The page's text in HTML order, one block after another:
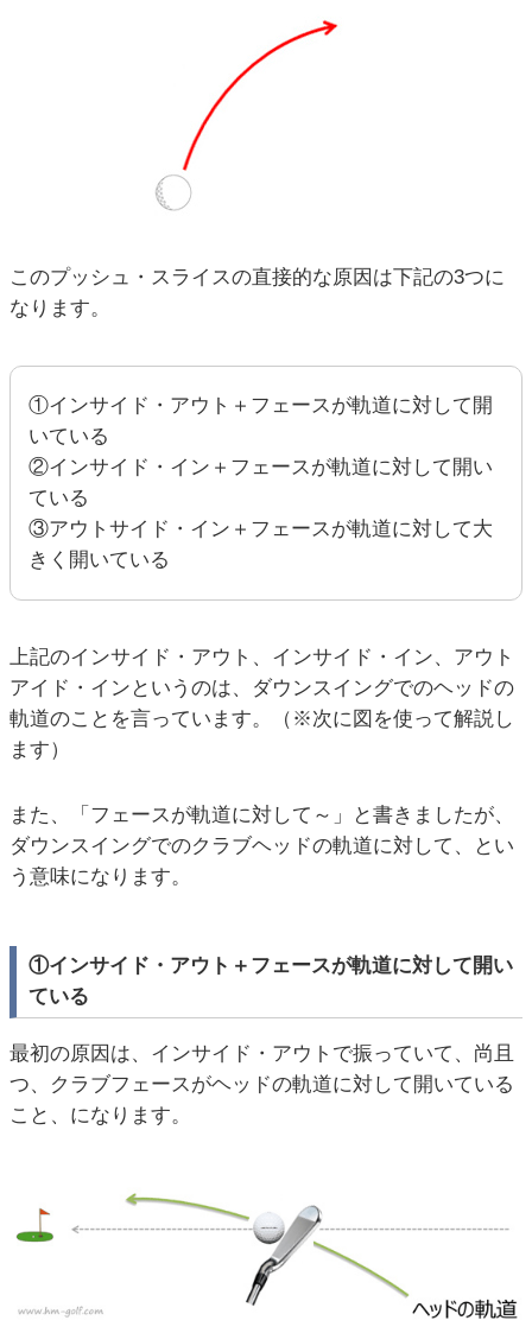
このプッシュ・スライスの直接的な原因は下記の3つに
なります。
①インサイド・アウト＋フェースが軌道に対して開
いている
②インサイド・イン＋フェースが軌道に対して開い
ている
③アウトサイド・イン＋フェースが軌道に対して大
きく開いている
上記のインサイド・アウト、インサイド・イン、アウト
アイド・インというのは、ダウンスイングでのヘッドの
軌道のことを言っています。（※次に図を使って解説し
ます）
また、「フェースが軌道に対して～」と書きましたが、
ダウンスイングでのクラブヘッドの軌道に対して、とい
う意味になります。
①インサイド・アウト＋フェースが軌道に対して開い
ている
最初の原因は、インサイド・アウトで振っていて、尚且
つ、クラブフェースがヘッドの軌道に対して開いている
こと、になります。